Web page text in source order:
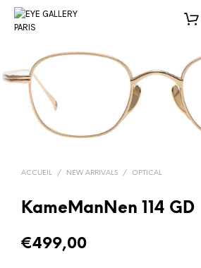
ACCUEIL / NEW ARRIVALS / OPTICAL
KameManNen 114 GD
€499,00